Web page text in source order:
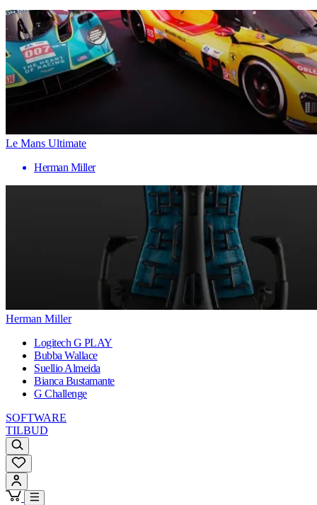
Le Mans Ultimate
Herman Miller
Herman Miller
Logitech G PLAY
Bubba Wallace
Suellio Almeida
Bianca Bustamante
G Challenge
SOFTWARE
TILBUD